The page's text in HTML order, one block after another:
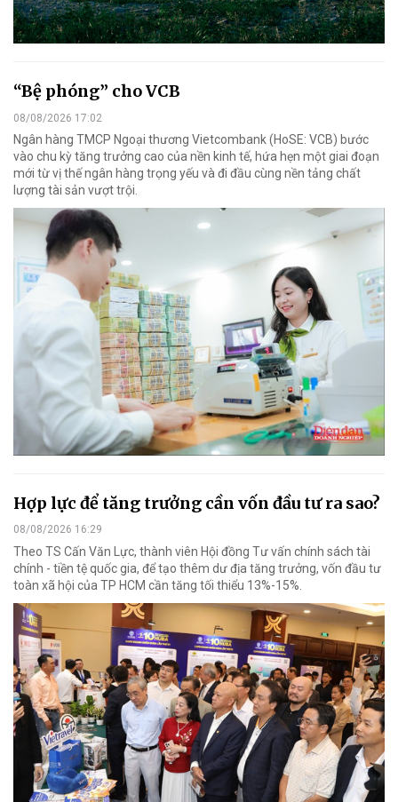
“Bệ phóng” cho VCB
08/08/2026 17:02
Ngân hàng TMCP Ngoại thương Vietcombank (HoSE: VCB) bước
vào chu kỳ tăng trưởng cao của nền kinh tế, hứa hẹn một giai đoạn
mới từ vị thế ngân hàng trọng yếu và đi đầu cùng nền tảng chất
lượng tài sản vượt trội.
Hợp lực để tăng trưởng cần vốn đầu tư ra sao?
08/08/2026 16:29
Theo TS Cấn Văn Lực, thành viên Hội đồng Tư vấn chính sách tài
chính - tiền tệ quốc gia, để tạo thêm dư địa tăng trưởng, vốn đầu tư
toàn xã hội của TP HCM cần tăng tối thiểu 13%-15%.